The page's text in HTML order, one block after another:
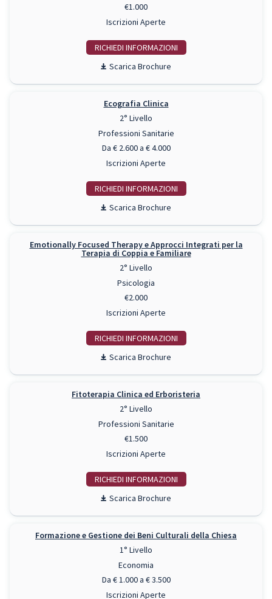
€1.000
Iscrizioni Aperte
RICHIEDI INFO
Scarica Brochure
Ecografia Clinica
2° Livello
Professioni Sanitarie
Da € 2.600 a € 4.000
Iscrizioni Aperte
RICHIEDI INFO
Scarica Brochure
Emotionally Focused Therapy e Approcci Integrati per la
Terapia di Coppia e Familiare
2° Livello
Psicologia
€2.000
Iscrizioni Aperte
RICHIEDI INFO
Scarica Brochure
Fitoterapia Clinica ed Erboristeria
2° Livello
Professioni Sanitarie
€1.500
Iscrizioni Aperte
RICHIEDI INFO
Scarica Brochure
Formazione e Gestione dei Beni Culturali della Chiesa
1° Livello
Economia
Da € 1.000 a € 3.500
Iscrizioni Aperte